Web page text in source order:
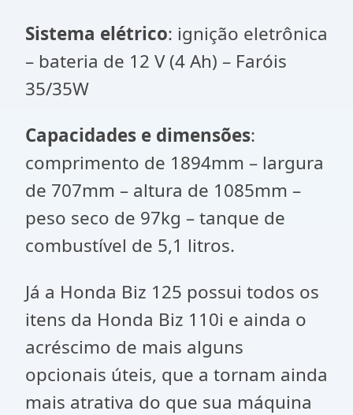
Sistema elétrico: ignição eletrônica
– bateria de 12 V (4 Ah) – Faróis
35/35W
Capacidades e dimensões:
comprimento de 1894mm – largura
de 707mm – altura de 1085mm –
peso seco de 97kg – tanque de
combustível de 5,1 litros.
Já a Honda Biz 125 possui todos os
itens da Honda Biz 110i e ainda o
acréscimo de mais alguns
opcionais úteis, que a tornam ainda
mais atrativa do que sua máquina